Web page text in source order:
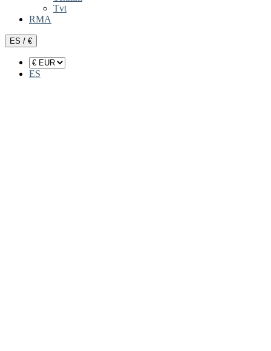
Tvt
RMA
ES / €
ES